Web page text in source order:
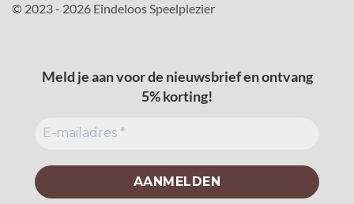
© 2023 - 2026 Eindeloos Speelplezier
Meld je aan voor de nieuwsbrief en ontvang
5% korting!